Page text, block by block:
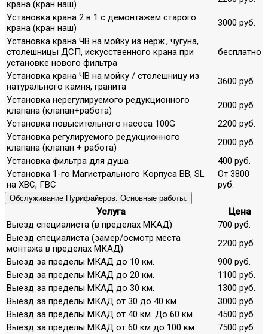
крана (кран наш)
Установка крана 2 в 1 с демонтажем старого
крана (кран наш)
3000 руб.
Установка крана ЧВ на мойку из нерж., чугуна,
столешницы ДСП, искусственного крана при
установке нового фильтра
бесплатно
Установка крана ЧВ на мойку / столешницу из
натурального камня, гранита
3600 руб.
Установка нерегулируемого редукционного
клапана (клапан+работа)
2000 руб.
Установка повысительного насоса 100G
2200 руб.
Установка регулируемого редукционного
клапана (клапан + работа)
2000 руб.
Установка фильтра для душа
400 руб.
Установка 1-го Магистрального Корпуса ВВ, SL
на ХВС, ГВС
От 3800
руб.
Обслуживание Пурифайеров. Основные работы.
Услуга
Цена
Выезд специалиста (в пределах МКАД)
700 руб.
Выезд специалиста (замер/осмотр места
монтажа в пределах МКАД)
2200 руб.
Выезд за пределы МКАД до 10 км.
900 руб.
Выезд за пределы МКАД до 20 км.
1100 руб.
Выезд за пределы МКАД до 30 км.
1300 руб.
Выезд за пределы МКАД от 30 до 40 км.
3000 руб.
Выезд за пределы МКАД от 40 км. До 60 км.
4500 руб.
Выезд за пределы МКАД от 60 км до 100 км.
7500 руб.